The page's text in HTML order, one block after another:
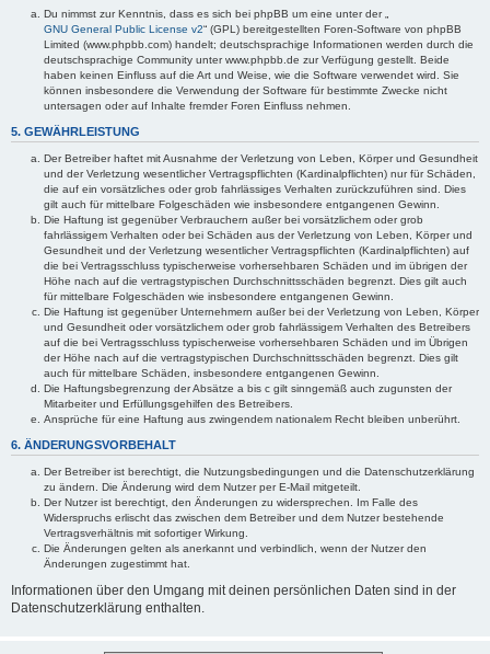
Du nimmst zur Kenntnis, dass es sich bei phpBB um eine unter der „
GNU General Public License v2“ (GPL) bereitgestellten Foren-Software von phpBB
Limited (www.phpbb.com) handelt; deutschsprachige Informationen werden durch die
deutschsprachige Community unter www.phpbb.de zur Verfügung gestellt. Beide
haben keinen Einfluss auf die Art und Weise, wie die Software verwendet wird. Sie
können insbesondere die Verwendung der Software für bestimmte Zwecke nicht
untersagen oder auf Inhalte fremder Foren Einfluss nehmen.
5. GEWÄHRLEISTUNG
Der Betreiber haftet mit Ausnahme der Verletzung von Leben, Körper und Gesundheit
und der Verletzung wesentlicher Vertragspflichten (Kardinalpflichten) nur für Schäden,
die auf ein vorsätzliches oder grob fahrlässiges Verhalten zurückzuführen sind. Dies
gilt auch für mittelbare Folgeschäden wie insbesondere entgangenen Gewinn.
Die Haftung ist gegenüber Verbrauchern außer bei vorsätzlichem oder grob
fahrlässigem Verhalten oder bei Schäden aus der Verletzung von Leben, Körper und
Gesundheit und der Verletzung wesentlicher Vertragspflichten (Kardinalpflichten) auf
die bei Vertragsschluss typischerweise vorhersehbaren Schäden und im übrigen der
Höhe nach auf die vertragstypischen Durchschnittsschäden begrenzt. Dies gilt auch
für mittelbare Folgeschäden wie insbesondere entgangenen Gewinn.
Die Haftung ist gegenüber Unternehmern außer bei der Verletzung von Leben, Körper
und Gesundheit oder vorsätzlichem oder grob fahrlässigem Verhalten des Betreibers
auf die bei Vertragsschluss typischerweise vorhersehbaren Schäden und im Übrigen
der Höhe nach auf die vertragstypischen Durchschnittsschäden begrenzt. Dies gilt
auch für mittelbare Schäden, insbesondere entgangenen Gewinn.
Die Haftungsbegrenzung der Absätze a bis c gilt sinngemäß auch zugunsten der
Mitarbeiter und Erfüllungsgehilfen des Betreibers.
Ansprüche für eine Haftung aus zwingendem nationalem Recht bleiben unberührt.
6. ÄNDERUNGSVORBEHALT
Der Betreiber ist berechtigt, die Nutzungsbedingungen und die Datenschutzerklärung
zu ändern. Die Änderung wird dem Nutzer per E-Mail mitgeteilt.
Der Nutzer ist berechtigt, den Änderungen zu widersprechen. Im Falle des
Widerspruchs erlischt das zwischen dem Betreiber und dem Nutzer bestehende
Vertragsverhältnis mit sofortiger Wirkung.
Die Änderungen gelten als anerkannt und verbindlich, wenn der Nutzer den
Änderungen zugestimmt hat.
Informationen über den Umgang mit deinen persönlichen Daten sind in der
Datenschutzerklärung enthalten.